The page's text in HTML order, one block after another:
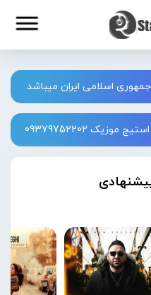
اسلامی ایران میباشد
09379752202